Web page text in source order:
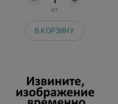
шт
В КОРЗИНУ